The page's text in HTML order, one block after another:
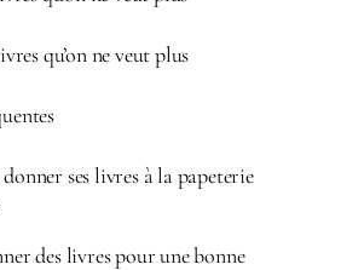
qu’on ne veut plus
ses livres à la papeterie
des livres pour une bonne